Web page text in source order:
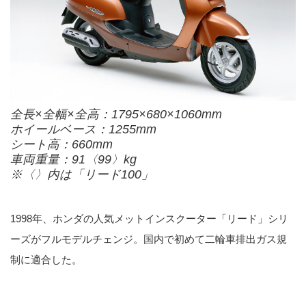
全長×全幅×全高：1795×680×1060mm
ホイールベース：1255mm
シート高：660mm
車両重量：91〈99〉kg
※〈〉内は「リード100」
1998年、ホンダの人気メットインスクーター「リード」シリ
ーズがフルモデルチェンジ。国内で初めて二輪車排出ガス規
制に適合した。